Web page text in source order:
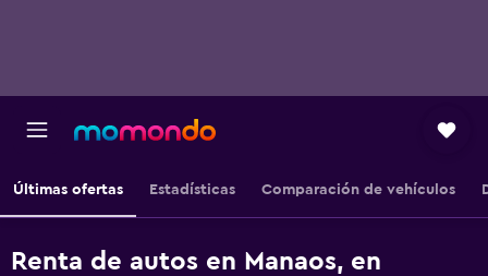
Últimas ofertas Estadísticas Comparación de vehículos
Renta de autos en Manaos, en